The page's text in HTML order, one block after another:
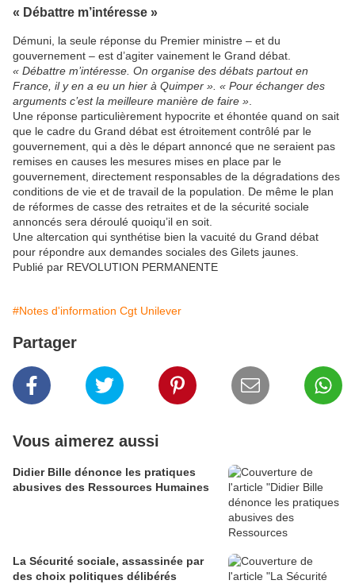
« Débattre m’intéresse »
Démuni, la seule réponse du Premier ministre – et du
gouvernement – est d’agiter vainement le Grand débat.
« Débattre m’intéresse. On organise des débats partout en
France, il y en a eu un hier à Quimper ». « Pour échanger des
arguments c’est la meilleure manière de faire ».
Une réponse particulièrement hypocrite et éhontée quand on sait
que le cadre du Grand débat est étroitement contrôlé par le
gouvernement, qui a dès le départ annoncé que ne seraient pas
remises en causes les mesures mises en place par le
gouvernement, directement responsables de la dégradations des
conditions de vie et de travail de la population. De même le plan
de réformes de casse des retraites et de la sécurité sociale
annoncés sera déroulé quoiqu’il en soit.
Une altercation qui synthétise bien la vacuité du Grand débat
pour répondre aux demandes sociales des Gilets jaunes.
Publié par REVOLUTION PERMANENTE
#Notes d'information Cgt Unilever
Partager
Vous aimerez aussi
Didier Bille dénonce les pratiques
abusives des Ressources Humaines
La Sécurité sociale, assassinée par
des choix politiques délibérés